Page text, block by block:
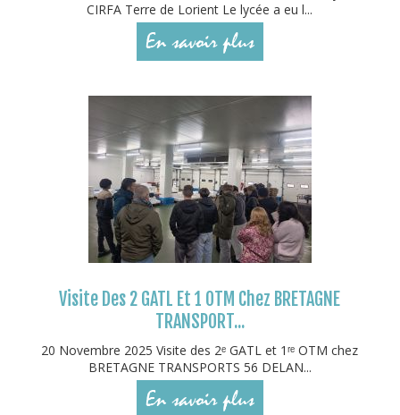
CIRFA Terre de Lorient Le lycée a eu l...
En savoir plus
Visite Des 2 GATL Et 1 OTM Chez BRETAGNE
TRANSPORT...
20 Novembre 2025 Visite des 2ᵉ GATL et 1ʳᵉ OTM chez
BRETAGNE TRANSPORTS 56 DELAN...
En savoir plus